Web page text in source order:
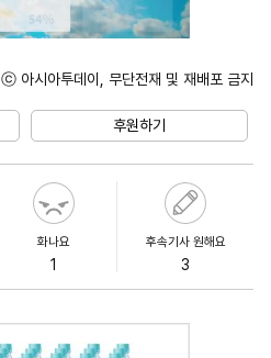
ⓒ 아시아투데이, 무단전재 및 재배포 금지
후원하기
화나요
1
후속기사 원해요
3